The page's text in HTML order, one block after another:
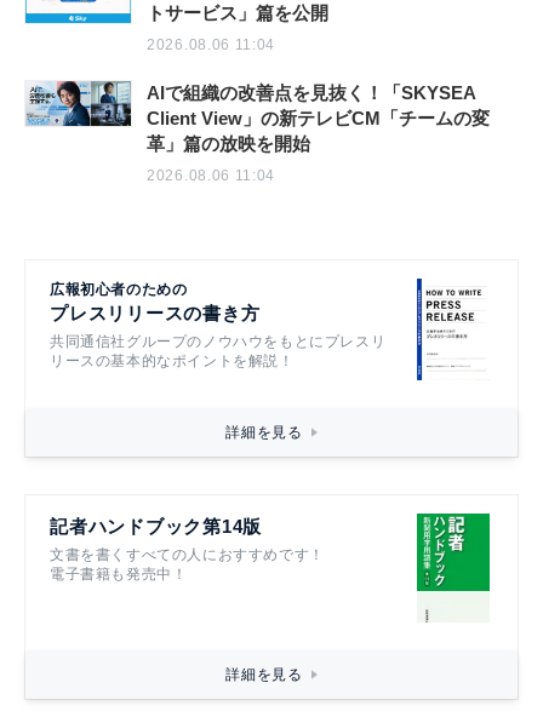
トサービス」篇を公開
2026.08.06 11:04
AIで組織の改善点を見抜く！「SKYSEA
Client View」の新テレビCM「チームの変
革」篇の放映を開始
2026.08.06 11:04
広報初心者のための
プレスリリースの書き方
共同通信社グループのノウハウをもとにプレスリ
リースの基本的なポイントを解説！
詳細を見る
記者ハンドブック第14版
文書を書くすべての人におすすめです！
電子書籍も発売中！
詳細を見る